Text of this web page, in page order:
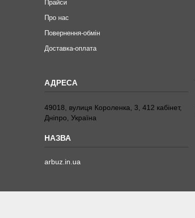
Прайси
Про нас
Повернення-обмін
Доставка-оплата
49018, вулиця Короленка, 3, 412 кабінет,
Дніпро, Україна
arbuz.in.ua